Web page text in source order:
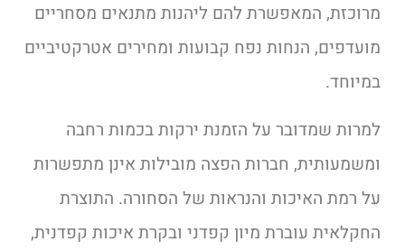
מרוכזת, המאפשרת להם ליהנות מתנאים מסחריים
מועדפים, הנחות נפח קבועות ומחירים אטרקטיביים
במיוחד.
למרות שמדובר על הזמנת ירקות בכמות רחבה
ומשמעותית, חברות הפצה מובילות אינן מתפשרות
על רמת האיכות והנראות של הסחורה. התוצרת
החקלאית עוברת מיון קפדני ובקרת איכות קפדנית,